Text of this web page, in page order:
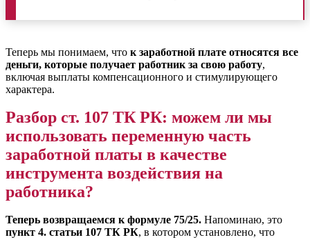
Теперь мы понимаем, что к заработной плате относятся все
деньги, которые получает работник за свою работу,
включая выплаты компенсационного и стимулирующего
характера.
Разбор ст. 107 ТК РК: можем ли мы
использовать переменную часть
заработной платы в качестве
инструмента воздействия на
работника?
Теперь возвращаемся к формуле 75/25. Напоминаю, это
пункт 4. статьи 107 ТК РК, в котором установлено, что